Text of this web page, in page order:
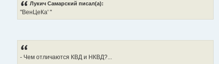
Лукич Самарский писал(а):
"ВенЦеКа' "
- Чем отличаются КВД и НКВД?...